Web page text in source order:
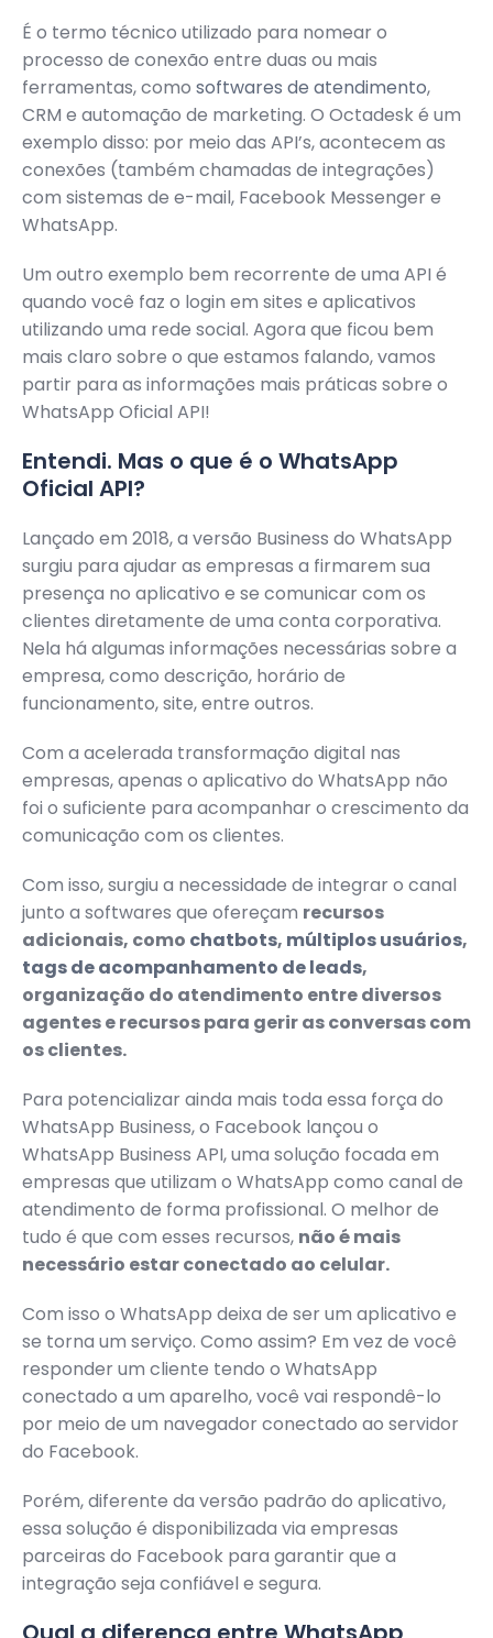
É o termo técnico utilizado para nomear o
processo de conexão entre duas ou mais
ferramentas, como softwares de atendimento,
CRM e automação de marketing. O Octadesk é um
exemplo disso: por meio das API’s, acontecem as
conexões (também chamadas de integrações)
com sistemas de e-mail, Facebook Messenger e
WhatsApp.
Um outro exemplo bem recorrente de uma API é
quando você faz o login em sites e aplicativos
utilizando uma rede social. Agora que ficou bem
mais claro sobre o que estamos falando, vamos
partir para as informações mais práticas sobre o
WhatsApp Oficial API!
Entendi. Mas o que é o WhatsApp
Oficial API?
Lançado em 2018, a versão Business do WhatsApp
surgiu para ajudar as empresas a firmarem sua
presença no aplicativo e se comunicar com os
clientes diretamente de uma conta corporativa.
Nela há algumas informações necessárias sobre a
empresa, como descrição, horário de
funcionamento, site, entre outros.
Com a acelerada transformação digital nas
empresas, apenas o aplicativo do WhatsApp não
foi o suficiente para acompanhar o crescimento da
comunicação com os clientes.
Com isso, surgiu a necessidade de integrar o canal
junto a softwares que ofereçam recursos
adicionais, como chatbots, múltiplos usuários,
tags de acompanhamento de leads,
organização do atendimento entre diversos
agentes e recursos para gerir as conversas com
os clientes.
Para potencializar ainda mais toda essa força do
WhatsApp Business, o Facebook lançou o
WhatsApp Business API, uma solução focada em
empresas que utilizam o WhatsApp como canal de
atendimento de forma profissional. O melhor de
tudo é que com esses recursos, não é mais
necessário estar conectado ao celular.
Com isso o WhatsApp deixa de ser um aplicativo e
se torna um serviço. Como assim? Em vez de você
responder um cliente tendo o WhatsApp
conectado a um aparelho, você vai respondê-lo
por meio de um navegador conectado ao servidor
do Facebook.
Porém, diferente da versão padrão do aplicativo,
essa solução é disponibilizada via empresas
parceiras do Facebook para garantir que a
integração seja confiável e segura.